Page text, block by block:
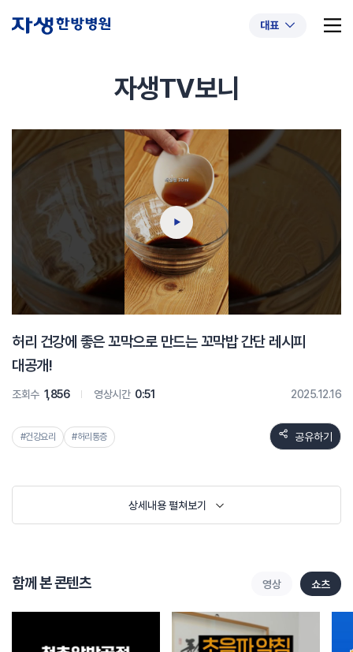
대표
#초음파약침 #척추압박골절
#교통사고후유증 #허리디스크
#추나요법
자생TV보니
허리 건강에 좋은 꼬막으로 만드는 꼬막밥 간단 레시피
대공개!
조회수 1,856 영상시간 0:51 2025.12.16
#건강요리 #허리통증 공유하기
상세내용 펼쳐보기
함께 본 콘텐츠 영상 쇼츠